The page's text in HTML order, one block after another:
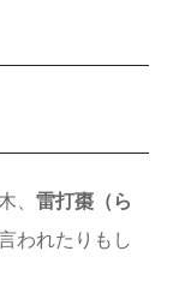
、 雷打棗（ら
われたりもし